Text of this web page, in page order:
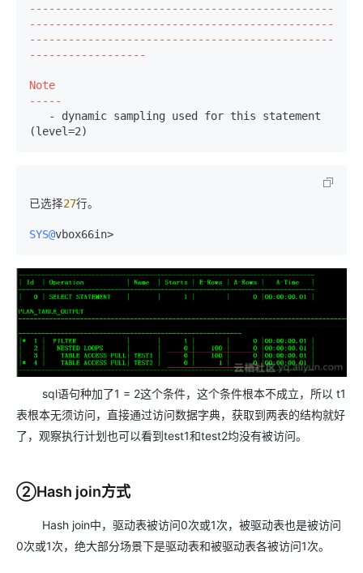
-----------------------------------------------
-----------------------------------------------
-----------------------------------------------
------------------
Note
-----
(level=2)
已选择27行。
SYS@vbox66in>
sql语句种加了1 = 2这个条件，这个条件根本不成立，所以 t1
表根本无须访问，直接通过访问数据字典，获取到两表的结构就好
了，观察执行计划也可以看到test1和test2均没有被访问。
②Hash join方式
Hash join中，驱动表被访问0次或1次，被驱动表也是被访问
0次或1次，绝大部分场景下是驱动表和被驱动表各被访问1次。